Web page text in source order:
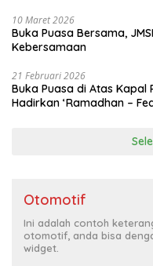
10 Maret 2026
Buka Puasa Bersama,
Kebersamaan
21 Februari 2026
Buka Puasa di Atas Kapal
Hadirkan ‘Ramadhan –
Otomotif
Ini adalah contoh
otomotif, anda bisa
widget.